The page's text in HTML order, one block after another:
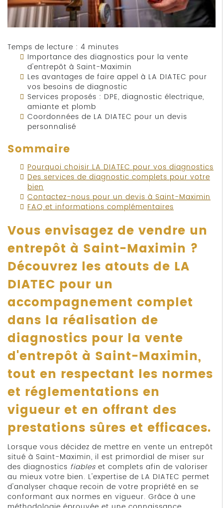
Temps de lecture : 4 minutes
Importance des diagnostics pour la vente
d'entrepôt à Saint-Maximin
Les avantages de faire appel à LA DIATEC pour
vos besoins de diagnostic
Services proposés : DPE, diagnostic électrique,
amiante et plomb
Coordonnées de LA DIATEC pour un devis
personnalisé
Sommaire
Pourquoi choisir LA DIATEC pour vos diagnostics
Des services de diagnostic complets pour votre
bien
Contactez-nous pour un devis à Saint-Maximin
FAQ et informations complémentaires
Vous envisagez de vendre un
entrepôt à Saint-Maximin ?
Découvrez les atouts de LA
DIATEC pour un
accompagnement complet
dans la réalisation de
diagnostics pour la vente
d'entrepôt à Saint-Maximin,
tout en respectant les normes
et réglementations en
vigueur et en offrant des
prestations sûres et efficaces.
Lorsque vous décidez de mettre en vente un entrepôt
situé à Saint-Maximin, il est primordial de miser sur
des diagnostics fiables et complets afin de valoriser
au mieux votre bien. L'expertise de LA DIATEC permet
d'analyser chaque recoin de votre propriété en se
conformant aux normes en vigueur. Grâce à une